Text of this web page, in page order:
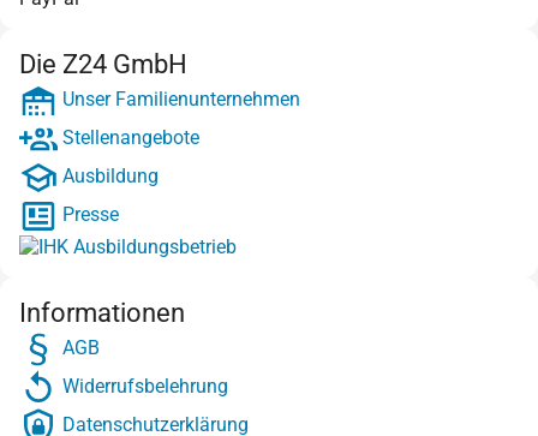
Die Z24 GmbH
Unser Familienunternehmen
Stellenangebote
Ausbildung
Presse
Informationen
AGB
Widerrufsbelehrung
Datenschutzerklärung